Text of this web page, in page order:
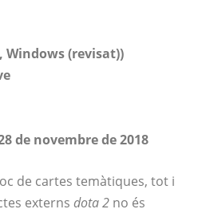
Windows (revisat))
de novembre de 2018
de cartes temàtiques, tot i
externs dota 2 no és